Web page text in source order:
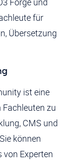
für
Übersetzung
ist eine
Fachleuten zu
CMS und
können
von Experten